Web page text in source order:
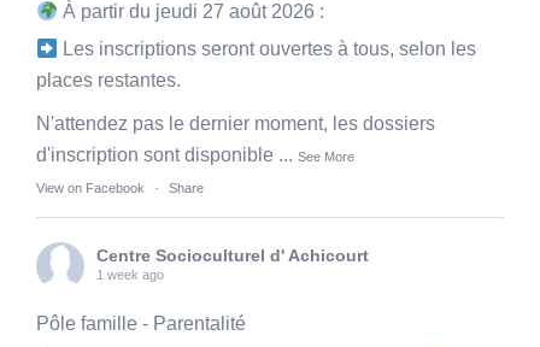
À partir du jeudi 27 août 2026 :
Les inscriptions seront ouvertes à tous, selon les
places restantes.
N'attendez pas le dernier moment, les dossiers
d'inscription sont disponible ... See More
View on Facebook · Share
Centre Socioculturel d' Achicourt
1 week ago
Pôle famille - Parentalité